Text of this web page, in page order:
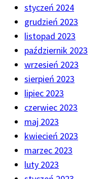
styczeń 2024
grudzień 2023
listopad 2023
październik 2023
wrzesień 2023
sierpień 2023
lipiec 2023
czerwiec 2023
maj 2023
kwiecień 2023
marzec 2023
luty 2023